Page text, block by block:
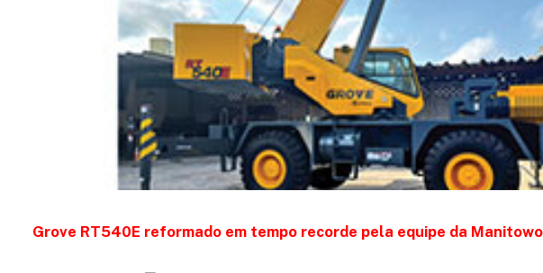
Grove RT540E reformado em tempo recorde pela equipe da